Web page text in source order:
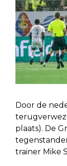
Door de
plaats). De
trainer Mike